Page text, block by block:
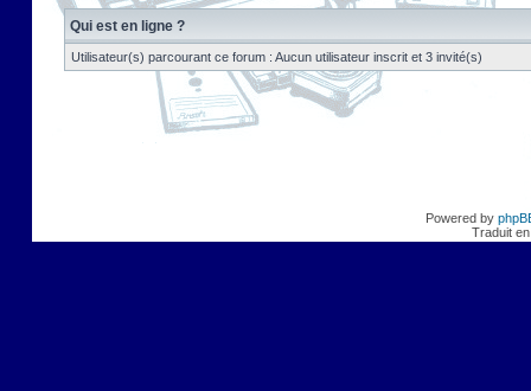
Qui est en ligne ?
Utilisateur(s) parcourant ce forum : Aucun utilisateur inscrit et 3 invité(s)
Powered by
Traduit